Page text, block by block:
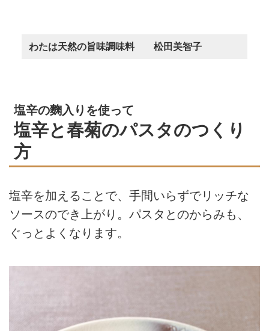
わたは天然の旨味調味料 松田美智子
塩辛の麴入りを使って
塩辛と春菊のパスタのつくり
方
塩辛を加えることで、手間いらずでリッチな
ソースのでき上がり。パスタとのからみも、
ぐっとよくなります。